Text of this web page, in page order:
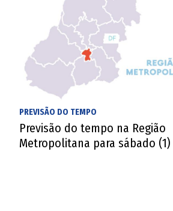
PREVISÃO DO TEMPO
Previsão do tempo na Região
Metropolitana para sábado (1)